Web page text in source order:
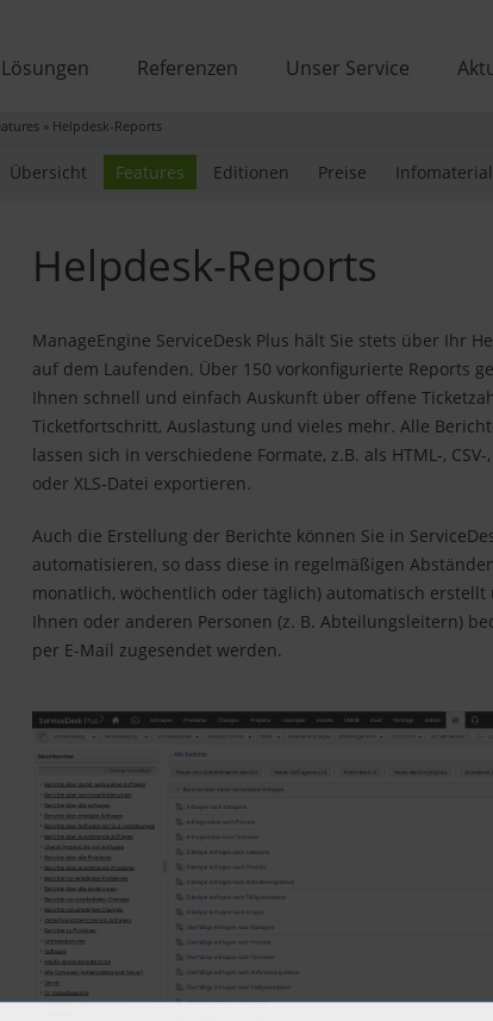
Lösungen Referenzen Unser Service
» Helpdesk-Reports
Übersicht Features Editionen Preise Infomaterial
Helpdesk-Reports
ManageEngine ServiceDesk Plus hält Sie stets über Ihr
auf dem Laufenden. Über 150 vorkonfigurierte Reports
Ihnen schnell und einfach Auskunft über offene
Ticketfortschritt, Auslastung und vieles mehr. Alle
lassen sich in verschiedene Formate, z.B. als HTML-, CSV-,
oder XLS-Datei exportieren.
Auch die Erstellung der Berichte können Sie in
automatisieren, so dass diese in regelmäßigen
monatlich, wöchentlich oder täglich) automatisch erstellt
Ihnen oder anderen Personen (z. B. Abteilungsleitern)
per E-Mail zugesendet werden.